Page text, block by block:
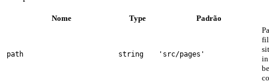
Nome Type Padrão
path string 'src/pages'